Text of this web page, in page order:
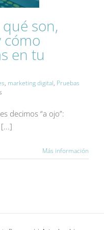
B: qué
y
a
tu
son,
cómo
en tu
, marketing digital, Pruebas
pruebas
A/B:
qué
decimos “a ojo”:
Más información